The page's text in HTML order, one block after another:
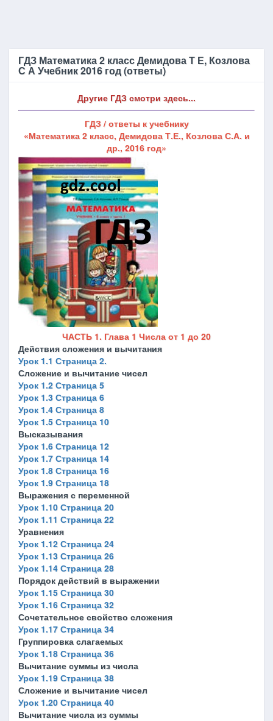
ГДЗ Математика 2 класс Демидова Т Е, Козлова
С А Учебник 2016 год (ответы)
Другие ГДЗ смотри здесь...
ГДЗ / ответы к учебнику
«Математика 2 класс, Демидова Т.Е., Козлова С.А. и
др., 2016 год»
ЧАСТЬ 1. Глава 1 Числа от 1 до 20
Действия сложения и вычитания
Урок 1.1 Страница 2.
Сложение и вычитание чисел
Урок 1.2 Страница 5
Урок 1.3 Страница 6
Урок 1.4 Страница 8
Урок 1.5 Страница 10
Высказывания
Урок 1.6 Страница 12
Урок 1.7 Страница 14
Урок 1.8 Страница 16
Урок 1.9 Страница 18
Выражения с переменной
Урок 1.10 Страница 20
Урок 1.11 Страница 22
Уравнения
Урок 1.12 Страница 24
Урок 1.13 Страница 26
Урок 1.14 Страница 28
Порядок действий в выражении
Урок 1.15 Страница 30
Урок 1.16 Страница 32
Сочетательное свойство сложения
Урок 1.17 Страница 34
Группировка слагаемых
Урок 1.18 Страница 36
Вычитание суммы из числа
Урок 1.19 Страница 38
Сложение и вычитание чисел
Урок 1.20 Страница 40
Вычитание числа из суммы